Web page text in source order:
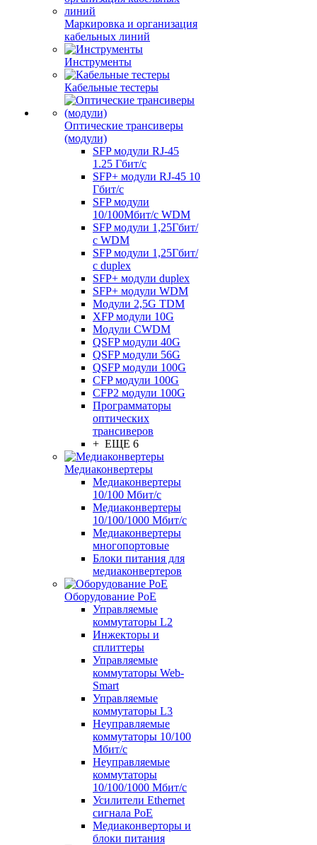
Маркировка и организация
кабельных линий
Инструменты
Кабельные тестеры
Оптические трансиверы
(модули)
SFP модули RJ-45
1.25 Гбит/c
SFP+ модули RJ-45 10
Гбит/c
SFP модули
10/100Мбит/с WDM
SFP модули 1,25Гбит/
с WDM
SFP модули 1,25Гбит/
с duplex
SFP+ модули duplex
SFP+ модули WDM
Модули 2,5G TDM
XFP модули 10G
Модули CWDM
QSFP модули 40G
QSFP модули 56G
QSFP модули 100G
CFP модули 100G
CFP2 модули 100G
Программаторы
оптических
трансиверов
+ ЕЩЕ 6
Медиаконвертеры
Медиаконвертеры
10/100 Мбит/с
Медиаконвертеры
10/100/1000 Мбит/c
Медиаконвертеры
многопортовые
Блоки питания для
медиаконвертеров
Оборудование PoE
Управляемые
коммутаторы L2
Инжекторы и
сплиттеры
Управляемые
коммутаторы Web-
Smart
Управляемые
коммутаторы L3
Неуправляемые
коммутаторы 10/100
Мбит/с
Неуправляемые
коммутаторы
10/100/1000 Мбит/с
Усилители Ethernet
сигнала PoE
Медиаконверторы и
блоки питания